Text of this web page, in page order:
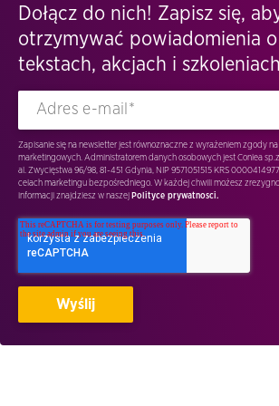
Dołącz do nich! Zapisz się,
otrzymywać powiadomienia
tekstach, akcjach i
Zapisanie się na newsletter jest równoznaczne z wyrażeniem zgody na
marketingowych. Administratorem danych osobowych jest Conlea
al. Zwycięstwa 96/98, 81-451 Gdynia, NIP 9571051515 KRS
celach marketingu bezpośredniego. W każdej chwili możesz
informacji znajdziesz w naszej Polityce prywatnosci.